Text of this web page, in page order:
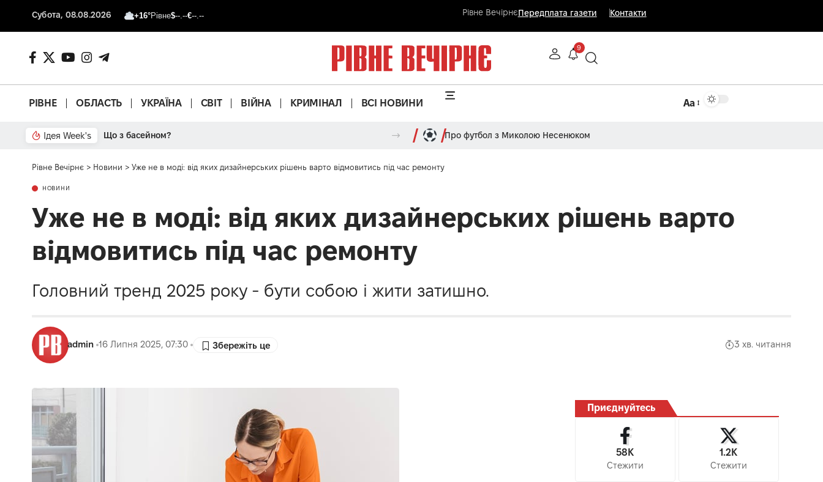
Субота, 08.08.2026 +16°Рівне$--.--€--.-- Рівне ВечірнєПередплата газети Контакти
9
РІВНЕ ОБЛАСТЬ УКРАЇНА СВІТ ВІЙНА КРИМІНАЛ ВСІ НОВИНИ Аа
Ідея Week's Від паркану до картонки Про футбол з Миколою Несенюком
Рівне Вечірнє > Новини > Уже не в моді: від яких дизайнерських рішень варто відмовитись під час ремонту
НОВИНИ
Уже не в моді: від яких дизайнерських рішень варто
відмовитись під час ремонту
Головний тренд 2025 року - бути собою і жити затишно.
admin 16 Липня 2025, 07:30 3 хв. читання
Приєднуйтесь
58K
Стежити
1.2K
Стежити